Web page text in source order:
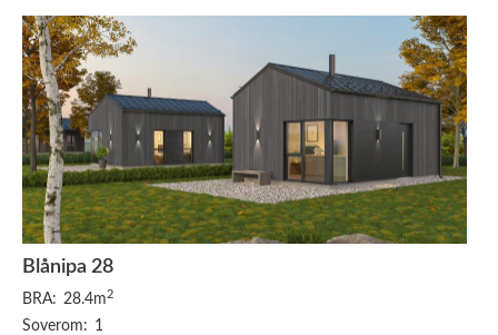
Blånipa 28
BRA: 28.4m 2
Soverom: 1